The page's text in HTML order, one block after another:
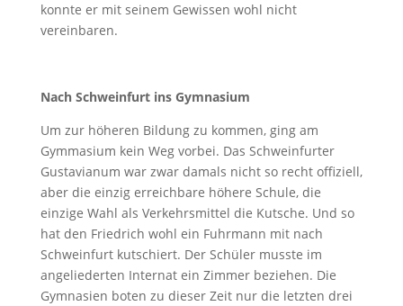
konnte er mit seinem Gewissen wohl nicht
vereinbaren.
Nach Schweinfurt ins Gymnasium
Um zur höheren Bildung zu kommen, ging am
Gymmasium kein Weg vorbei. Das Schweinfurter
Gustavianum war zwar damals nicht so recht offiziell,
aber die einzig erreichbare höhere Schule, die
einzige Wahl als Verkehrsmittel die Kutsche. Und so
hat den Friedrich wohl ein Fuhrmann mit nach
Schweinfurt kutschiert. Der Schüler musste im
angeliederten Internat ein Zimmer beziehen. Die
Gymnasien boten zu dieser Zeit nur die letzten drei